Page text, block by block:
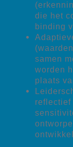
die het
binding
samen
worden
plaats
reflectief